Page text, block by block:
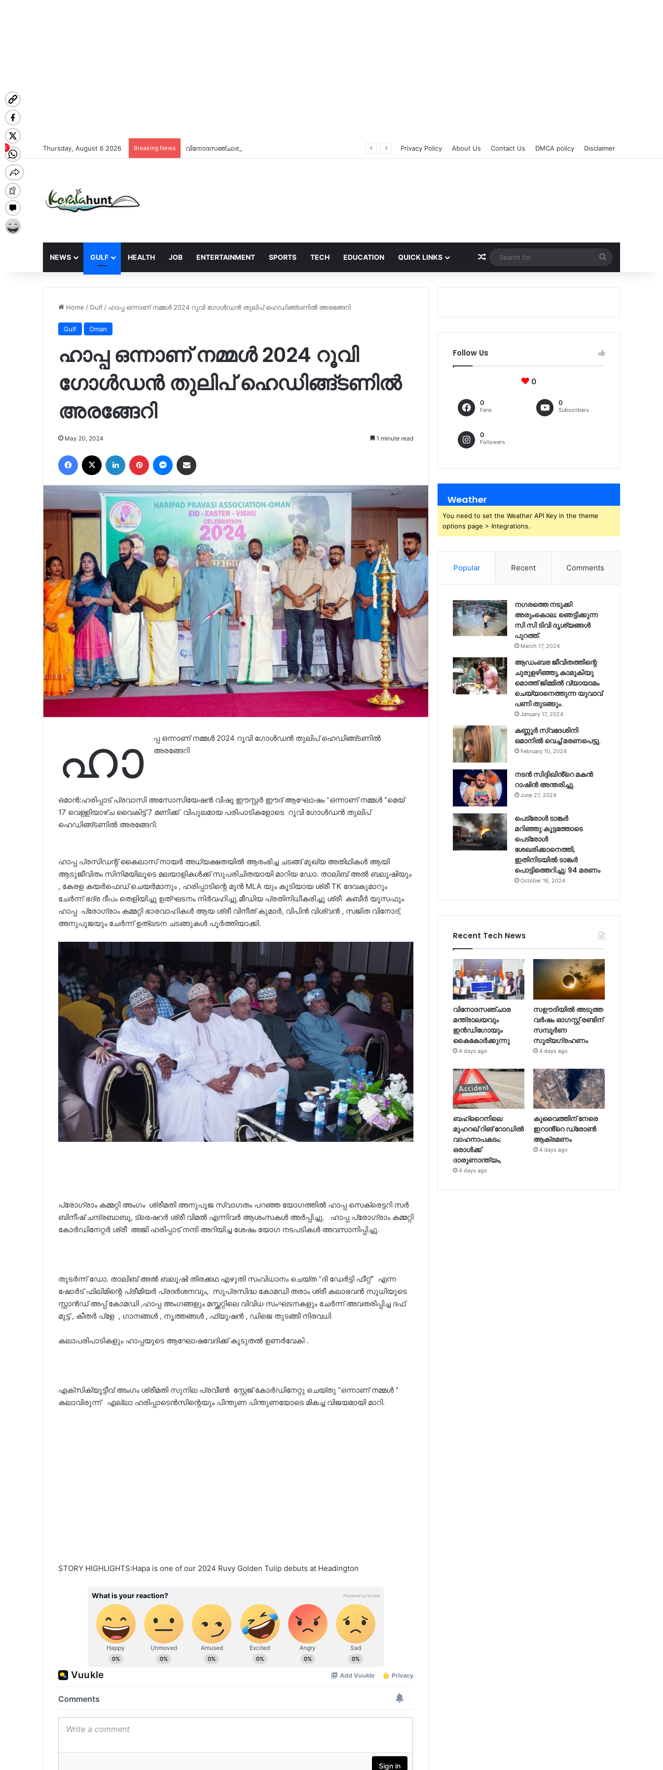
Thursday, August 6 2026 Breaking News Privacy Policy About Us Contact Us DMCA policy Disclaimer
NEWS GULF HEALTH JOB ENTERTAINMENT SPORTS TECH EDUCATION QUICK LINKS Random Article
for
Home /Gulf / ഹാപ്പ ഒന്നാണ് നമ്മൾ 2024 റൂവി ഗോൾഡൻ തുലിപ് ഹെഡിങ്ങ്ടണിൽ അരങ്ങേറി
Gulf Oman
ഹാപ്പ ഒന്നാണ് നമ്മൾ 2024 റൂവി
ഗോൾഡൻ തുലിപ് ഹെഡിങ്ങ്ടണിൽ
അരങ്ങേറി
May 20, 2024 1 minute read
Facebook LinkedIn Pinterest Messenger
ഹാ
പ്പ ഒന്നാണ് നമ്മൾ 2024 റൂവി ഗോൾഡൻ തുലിപ് ഹെഡിങ്ങ്ടണിൽ
അരങ്ങേറി
ഒമാൻ:ഹരിപ്പാട് പ്രവാസി അസോസിയേഷൻ വിഷു ഈസ്റ്റർ ഈദ് ആഘോഷം “ഒന്നാണ് നമ്മൾ “മെയ്
17 വെള്ളിയാഴ്ച വൈകിട്ട് 7 മണിക്ക് വിപുലമായ പരിപാടികളോടെ റൂവി ഗോൾഡൻ തുലിപ്
ഹെഡിങ്ങ്ടണിൽ അരങ്ങേറി.
ഹാപ്പ പ്രസിഡന്റ് കൈലാസ് നായർ അധ്യക്ഷതയിൽ ആരംഭിച്ച ചടങ്ങ് മുഖ്യ അതിഥികൾ ആയി
ആടുജീവിതം സിനിമയിലൂടെ മലയാളികൾക്ക് സുപരിചിതയായി മാറിയ ഡോ. താലിബ് അൽ ബലൂഷിയും
, കേരള കയർഫെഡ് ചെയർമാനും , ഹരിപ്പാടിന്റെ മുൻ MLA യും കൂടിയായ ശ്രീ TK ദേവകുമാറും
ചേർന്ന് ഭദ്ര ദീപം തെളിയിച്ചു ഉത്ഘടനം നിർവഹിച്ചു.മീഡിയ പ്രതിനിധീകരിച്ചു ശ്രീ കബീർ യൂസഫും
ഹാപ്പ പ്രോഗ്രാം കമ്മറ്റി ഭാരവാഹികൾ ആയ ശ്രീ വിനീത് കുമാർ, വിപിൻ വിശ്വൻ , സജിത വിനോദ്,
അനുപൂജയും ചേർന്ന് ഉത്ഖടന ചടങ്ങുകൾ പൂർത്തിയാക്കി.
പ്രോഗ്രാം കമ്മറ്റി അംഗം ശ്രീമതി അനുപൂജ സ്വാഗതം പറഞ്ഞ യോഗത്തിൽ ഹാപ്പ സെക്രെട്ടറി സർ
ബിനീഷ് ചന്ദ്രബാബു, ട്രെഷറർ ശ്രീ വിമൽ എന്നിവർ ആശംസകൾ അർപ്പിച്ചു. ഹാപ്പ പ്രോഗ്രാം കമ്മറ്റി
കോർഡിനേറ്റർ ശ്രീ അജി ഹരിപ്പാട് നന്ദി അറിയിച്ച ശേഷം യോഗ നടപടികൾ അവസാനിപ്പിച്ചു.
തുടർന്ന് ഡോ. താലിബ് അൽ ബലൂഷി തിരക്കഥ എഴുതി സംവിധാനം ചെയ്ത “ദി ഡേർട്ടി ഫീറ്റ്” എന്ന
ഷോർട് ഫിലിമിന്റെ പ്രീമിയർ പ്രദർശനവും, സുപ്രസിദ്ധ കോമഡി തരാം ശ്രീ കലാഭവൻ സുധിയുടെ
സ്റ്റാൻഡ് അപ്പ് കോമഡി ,ഹാപ്പ അംഗങ്ങളും മസ്ക്കറ്റിലെ വിവിധ സംഘടനകളും ചേർന്ന് അവതരിപ്പിച്ച ദഫ്
മുട്ട് , കീതർ പ്ളേ , ഗാനങ്ങൾ , നൃത്തങ്ങൾ , ഫ്യൂഷൻ , ഡിജെ തുടങ്ങി നിരവധി
കലാപരിപാടികളും ഹാപ്പയുടെ ആഘോഷവേദിക്ക് കൂടുതൽ ഉണർവേകി .
എക്സിക്യൂട്ടീവ് അംഗം ശ്രീമതി സുനില പ്രവീൺ സ്റ്റേജ് കോർഡിനേറ്റു ചെയ്തു “ഒന്നാണ് നമ്മൾ ”
കലാവിരുന്ന് എല്ലാ ഹരിപ്പാടെൻസിന്റെയും പിന്തുണ പിന്തുണയോടെ മികച്ച വിജയമായി മാറി.
STORY HIGHLIGHTS:Hapa is one of our 2024 Ruvy Golden Tulip debuts at Headington
Follow Us
0
0
Fans
0
Subscribers
0
Followers
Weather
You need to set the Weather API Key in the theme
options page > Integrations.
Popular Recent Comments
നഗരത്തെ നടുക്കി
അരുംകൊല; ഞെട്ടിക്കുന്ന
സി സി ടിവി ദൃശ്യങ്ങൾ
പുറത്ത്.
March 17, 2024
ആഡംബര ജീവിതത്തിന്റെ
ചുരുളഴിഞ്ഞു,കാമുകിയു
മൊത്ത് ജിമ്മില്‍ വ്യായാമം
ചെയ്യാനെത്തുന്ന യുവാവ്
പണി തുടങ്ങും.
January 17, 2024
കണ്ണൂർ സ്വദേശിനി
ഒമാനിൽ വെച്ച് മരണപെട്ടു.
February 10, 2024
നടൻ സിദ്ദിഖിൻ്റെ മകൻ
റാഷിൻ അന്തരിച്ചു.
June 27, 2024
പെട്രോൾ ടാങ്കർ
മറിഞ്ഞു:കൂട്ടത്തോടെ
പെട്രോൾ
ശേഖരിക്കാനെത്തി,
ഇതിനിടയിൽ ടാങ്കർ
പൊട്ടിത്തെറിച്ചു; 94 മരണം
October 16, 2024
Recent Tech News
വിനോദസഞ്ചാര
മന്ത്രാലയവും
ഇന്‍ഡിഗോയും
കൈകോര്‍ക്കുന്നു
4 days ago
സഊദിയില്‍ അടുത്ത
വര്‍ഷം ഓഗസ്റ്റ് രണ്ടിന്
സമ്പൂര്‍ണ
സൂര്യഗ്രഹണം
4 days ago
ബഹ്റൈനിലെ
മുഹറഖ് റിങ് റോഡില്‍
വാഹനാപകടം;
ഒരാള്‍ക്ക്
ദാരുണാന്ത്യം,
4 days ago
കുവൈത്തിന് നേരെ
ഇറാൻ്റെ ഡ്രോണ്‍
ആക്രമണം
4 days ago